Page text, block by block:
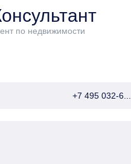
по недвижимости
+7 495 032-6...